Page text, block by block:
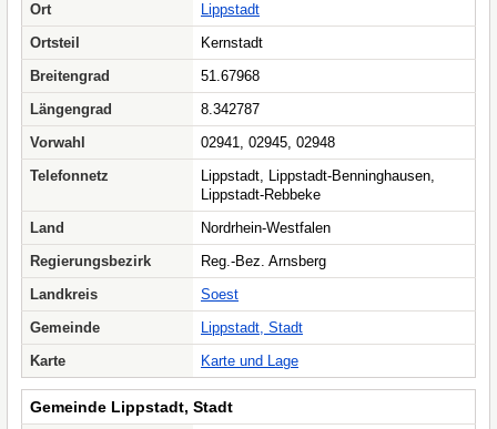
Ort
Lippstadt
Ortsteil
Kernstadt
Breitengrad
51.67968
Längengrad
8.342787
Vorwahl
02941, 02945, 02948
Telefonnetz
Lippstadt, Lippstadt-Benninghausen,
Lippstadt-Rebbeke
Land
Nordrhein-Westfalen
Regierungsbezirk
Reg.-Bez. Arnsberg
Landkreis
Soest
Gemeinde
Lippstadt, Stadt
Karte
Karte und Lage
Gemeinde Lippstadt, Stadt